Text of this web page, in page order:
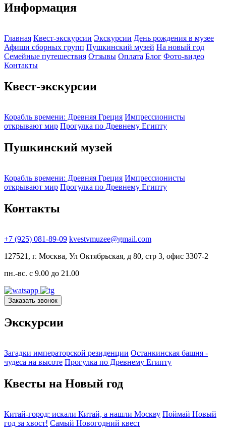
Информация
Главная Квест-экскурсии Экскурсии День рождения в музее
Афиши сборных групп Пушкинский музей На новый год
Семейные путешествия Отзывы Оплата Блог Фото-видео
Контакты
Квест-экскурсии
Корабль времени: Древняя Греция Импрессионисты
открывают мир Прогулка по Древнему Египту
Пушкинский музей
Корабль времени: Древняя Греция Импрессионисты
открывают мир Прогулка по Древнему Египту
Контакты
+7 (925) 081-89-09 kvestvmuzee@gmail.com
127521, г. Москва, Ул Октябрьская, д 80, стр 3, офис 3307-2
пн.-вс. с 9.00 до 21.00
Заказать звонок
Экскурсии
Загадки императорской резиденции Останкинская башня -
чудеса на высоте Прогулка по Древнему Египту
Квесты на Новый год
Китай-город: искали Китай, а нашли Москву Поймай Новый
год за хвост! Самый Новогодний квест